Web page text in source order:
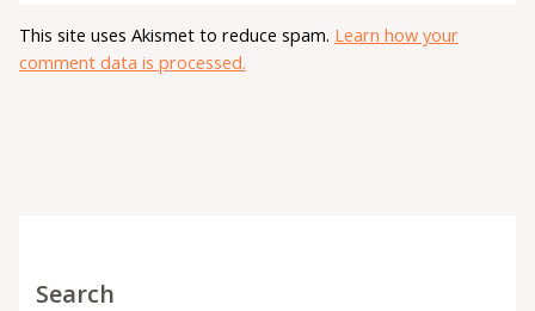
This site uses Akismet to reduce spam. Learn how your
comment data is processed.
Search